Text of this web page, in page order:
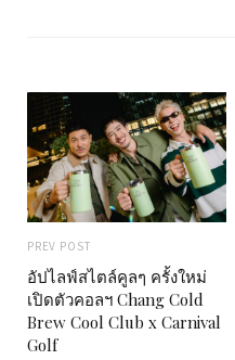
PREV POST
อัปไลฟ์สไตล์คูลๆ ครั้งใหม่
เปิดตัวคอลฯ Chang Cold
Brew Cool Club x Carnival
Golf